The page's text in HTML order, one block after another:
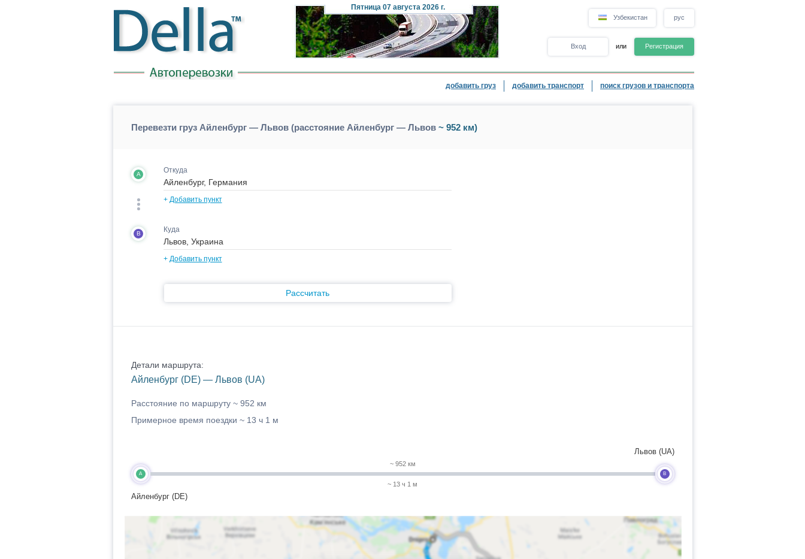
Пятница07 августа 2026 г.
Узбекистан рус
Вход или Регистрация
добавить груз добавить транспорт поиск грузов и транспорта
Перевезти груз Айленбург — Львов (расстояние Айленбург — Львов~ 952 км)
A Откуда
+ Добавить пункт
B Куда
+ Добавить пункт
Рассчитать
Детали маршрута:
Айленбург (DE) — Львов (UA)
Расстояние по маршруту ~ 952 км
Примерное время поездки ~ 13 ч 1 м
A
Айленбург (DE)
~ 952 км
~ 13 ч 1 м
B
Львов (UA)